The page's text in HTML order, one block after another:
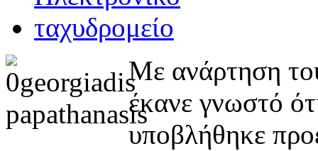
Με ανάρτηση
έκανε γνωστό
υποβλήθηκε